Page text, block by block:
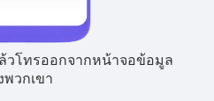
วโทรออกจากหน้าจอข้อมูล
วกเขา